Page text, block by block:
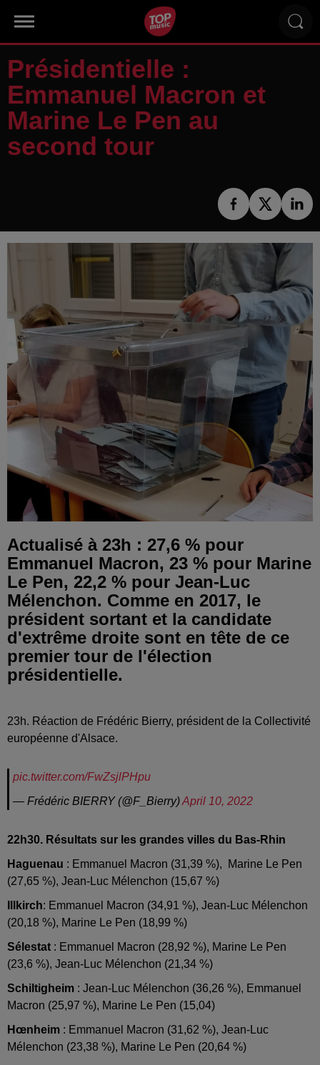
Présidentielle :
Emmanuel Macron et
Marine Le Pen au
second tour
Actualisé à 23h : 27,6 % pour
Emmanuel Macron, 23 % pour Marine
Le Pen, 22,2 % pour Jean-Luc
Mélenchon. Comme en 2017, le
président sortant et la candidate
d'extrême droite sont en tête de ce
premier tour de l'élection
présidentielle.
23h. Réaction de Frédéric Bierry, président de la Collectivité
européenne d'Alsace.
pic.twitter.com/FwZsjlPHpu
— Frédéric BIERRY (@F_Bierry)April 10, 2022
22h30. Résultats sur les grandes villes du Bas-Rhin
Haguenau : Emmanuel Macron (31,39 %), Marine Le Pen
(27,65 %), Jean-Luc Mélenchon (15,67 %)
Illkirch: Emmanuel Macron (34,91 %), Jean-Luc Mélenchon
(20,18 %), Marine Le Pen (18,99 %)
Sélestat : Emmanuel Macron (28,92 %), Marine Le Pen
(23,6 %), Jean-Luc Mélenchon (21,34 %)
Schiltigheim : Jean-Luc Mélenchon (36,26 %), Emmanuel
Macron (25,97 %), Marine Le Pen (15,04)
Hœnheim : Emmanuel Macron (31,62 %), Jean-Luc
Mélenchon (23,38 %), Marine Le Pen (20,64 %)